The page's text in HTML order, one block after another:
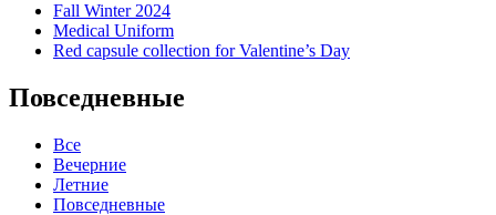
Fall Winter 2024
Medical Uniform
Red capsule collection for Valentine’s Day
Повседневные
Все
Вечерние
Летние
Повседневные